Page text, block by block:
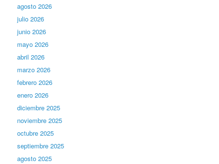
agosto 2026
julio 2026
junio 2026
mayo 2026
abril 2026
marzo 2026
febrero 2026
enero 2026
diciembre 2025
noviembre 2025
octubre 2025
septiembre 2025
agosto 2025